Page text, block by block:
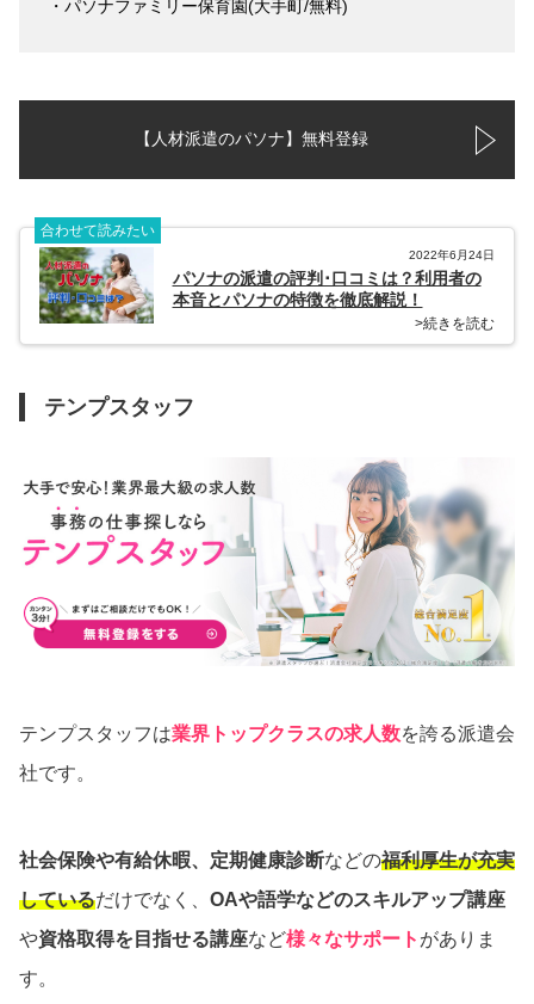
・パソナファミリー保育園(大手町/無料)
【人材派遣のパソナ】無料登録
合わせて読みたい
2022年6月24日
パソナの派遣の評判･口コミは？利用者の
本音とパソナの特徴を徹底解説！
>続きを読む
テンプスタッフ
テンプスタッフは業界トップクラスの求人数を誇る派遣会
社です。
社会保険や有給休暇、定期健康診断などの福利厚生が充実
しているだけでなく、 OAや語学などのスキルアップ講座
や資格取得を目指せる講座など様々なサポート がありま
す。